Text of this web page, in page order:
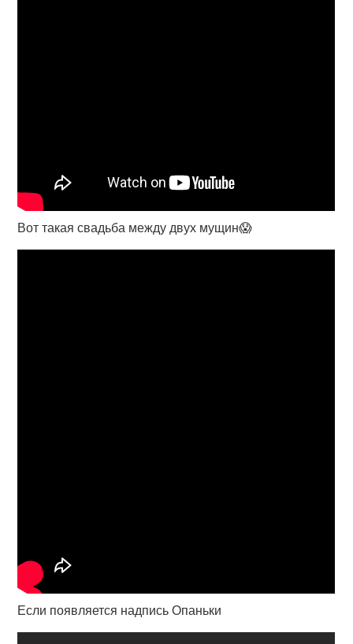
Вот такая свадьба между двух мущин😱
Если появляется надпись Опаньки